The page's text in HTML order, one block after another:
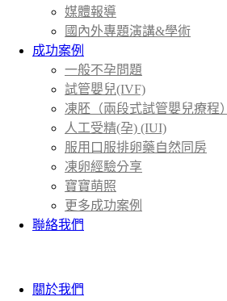
媒體報導
國內外專題演講&學術
成功案例
一般不孕問題
試管嬰兒(IVF)
凍胚（兩段式試管嬰兒療程）
人工受精(孕) (IUI)
服用口服排卵藥自然同房
凍卵經驗分享
寶寶萌照
更多成功案例
聯絡我們
關於我們